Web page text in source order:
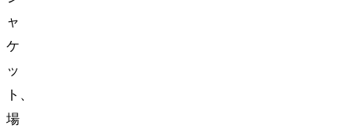
ャ
ケ
ッ
ト、
場